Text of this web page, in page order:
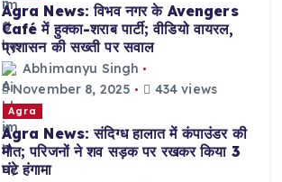
Agra News: विभव नगर के Avengers
Café में हुक्का-शराब पार्टी; वीडियो वायरल,
प्रशासन की सख्ती पर सवाल
Abhimanyu Singh
November 8, 2025
434 views
Agra
Agra News: संदिग्ध हालात में कंपाउंडर की
मौत; परिजनों ने शव सड़क पर रखकर किया 3
घंटे हंगामा